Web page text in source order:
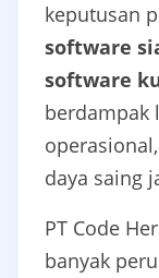
keputusan
software
software
berdampak
daya saing
PT Code
banyak